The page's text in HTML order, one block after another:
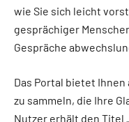
wie Sie sich leicht
gesprächiger
Gespräche
Das Portal bietet
zu sammeln, die Ihre
Nutzer erhält den Titel